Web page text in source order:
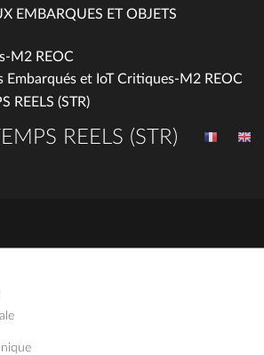
EMBARQUES ET OBJETS
M2 REOC
Embarqués et IoT Critiques-M2 REOC
REELS (STR)
REELS (STR)